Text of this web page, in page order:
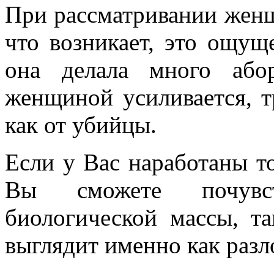
При рассматривании
что возникает, это
она делала много
женщиной усиливается,
как от убийцы.
Если у Вас наработаны
Вы сможете
биологической массы,
выглядит именно как